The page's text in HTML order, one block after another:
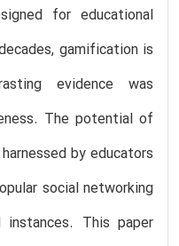
for educational
gamification is
evidence was
The potential of
by educators
social networking
This paper